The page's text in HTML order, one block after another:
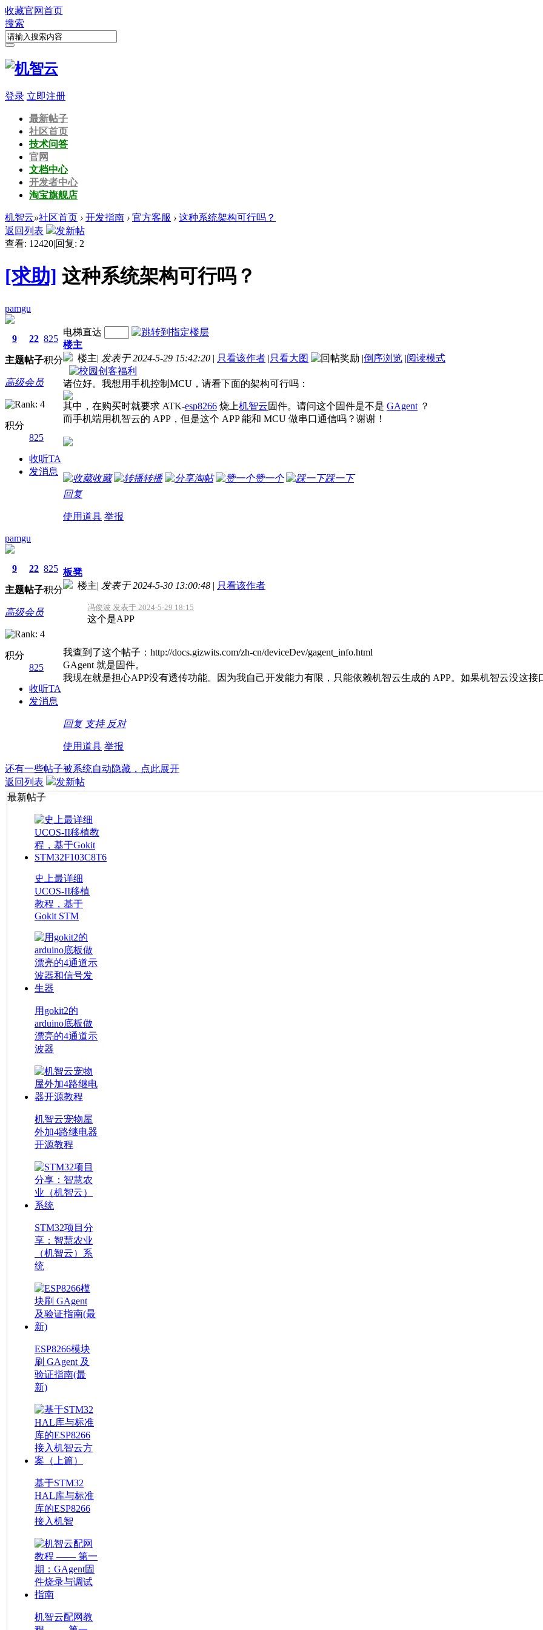
收藏官网首页
搜索
登录 立即注册
最新帖子
社区首页
技术问答
官网
文档中心
开发者中心
淘宝旗舰店
机智云»社区首页 › 开发指南 › 官方客服 › 这种系统架构可行吗？
返回列表
发新帖
查看: 12420|回复: 2
[求助] 这种系统架构可行吗？
pamgu
9
主题
22
帖子
825
积分
高级会员
积分
825
收听TA
发消息
电梯直达
楼主
楼主| 发表于 2024-5-29 15:42:20 | 只看该作者 |只看大图 |倒序浏览 |阅读模式
诸位好。我想用手机控制MCU，请看下面的架构可行吗：
其中，在购买时就要求 ATK-esp8266 烧上机智云固件。请问这个固件是不是 GAgent ？
而手机端用机智云的 APP，但是这个 APP 能和 MCU 做串口通信吗？谢谢！
收藏 转播 淘帖 赞一个
踩一下
回复
使用道具 举报
pamgu
9
主题
22
帖子
825
积分
高级会员
积分
825
收听TA
发消息
板凳
楼主| 发表于 2024-5-30 13:00:48 | 只看该作者
冯俊波 发表于 2024-5-29 18:15
这个是APP
我查到了这个帖子：http://docs.gizwits.com/zh-cn/deviceDev/gagent_info.html
GAgent 就是固件。
我现在就是担心APP没有透传功能。因为我自己开发能力有限，只能依赖机智云生成的 APP。如果机智云没这接
回复 支持 反对
使用道具 举报
还有一些帖子被系统自动隐藏，点此展开
返回列表
发新帖
最新帖子
史上最详细
UCOS-II移植
教程，基于
Gokit STM
用gokit2的
arduino底板做
漂亮的4通道示
波器
机智云宠物屋
外加4路继电器
开源教程
STM32项目分
享：智慧农业
（机智云）系
统
ESP8266模块
刷 GAgent 及
验证指南(最
新)
基于STM32
HAL库与标准
库的ESP8266
接入机智
机智云配网教